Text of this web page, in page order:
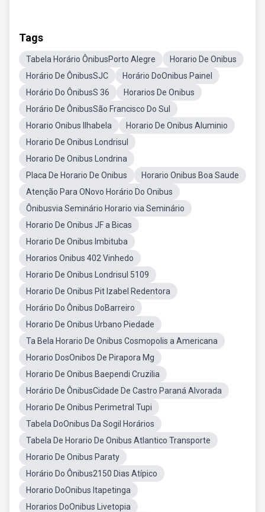
Tags
Tabela Horário ÔnibusPorto Alegre
Horario De Onibus
Horário De ÔnibusSJC
Horário DoOnibus Painel
Horário Do ÔnibusS 36
Horarios De Onibus
Horário De ÔnibusSão Francisco Do Sul
Horario Onibus Ilhabela
Horario De Onibus Aluminio
Horario De Onibus Londrisul
Horario De Onibus Londrina
Placa De Horario De Onibus
Horario Onibus Boa Saude
Atenção Para ONovo Horário Do Onibus
Ônibusvia Seminário Horario via Seminário
Horario De Onibus JF a Bicas
Horario De Onibus Imbituba
Horarios Onibus 402 Vinhedo
Horario De Onibus Londrisul 5109
Horario De Onibus Pit Izabel Redentora
Horário Do Ônibus DoBarreiro
Horario De Onibus Urbano Piedade
Ta Bela Horario De Onibus Cosmopolis a Americana
Horario DosOnibos De Pirapora Mg
Horario De Onibus Baependi Cruzilia
Horário De ÔnibusCidade De Castro Paraná Alvorada
Horario De Onibus Perimetral Tupi
Tabela DoOnibus Da Sogil Horários
Tabela De Horario De Onibus Atlantico Transporte
Horario De Onibus Paraty
Horário Do Ônibus2150 Dias Atípico
Horario DoOnibus Itapetinga
Horarios DoOnibus Livetopia